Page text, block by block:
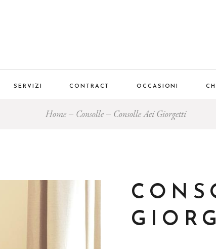
SERVIZI CONTRACT OCCASIONI
Home Consolle Consolle Aei Giorgetti